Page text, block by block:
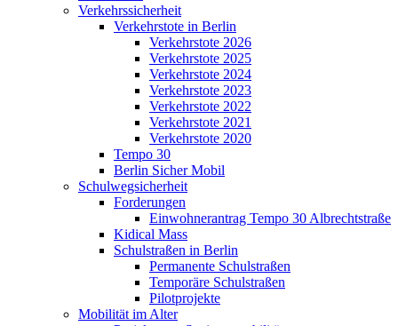
Verkehrssicherheit
Verkehrstote in Berlin
Verkehrstote 2026
Verkehrstote 2025
Verkehrstote 2024
Verkehrstote 2023
Verkehrstote 2022
Verkehrstote 2021
Verkehrstote 2020
Tempo 30
Berlin Sicher Mobil
Schulwegsicherheit
Forderungen
Einwohnerantrag Tempo 30 Albrechtstraße
Kidical Mass
Schulstraßen in Berlin
Permanente Schulstraßen
Temporäre Schulstraßen
Pilotprojekte
Mobilität im Alter